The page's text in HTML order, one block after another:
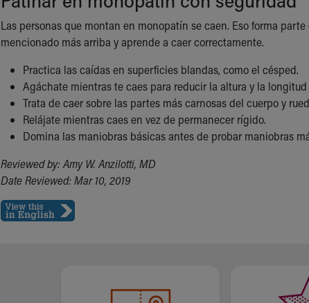
Las personas que montan en monopatín se caen. Eso forma
mencionado más arriba y aprende a caer correctamente.
Practica las caídas en superficies blandas, como el césped.
Agáchate mientras te caes para reducir la altura y la
Trata de caer sobre las partes más carnosas del cuerpo y
Relájate mientras caes en vez de permanecer rígido.
Domina las maniobras básicas antes de probar maniobras
Reviewed by: Amy W. Anzilotti, MD
Date Reviewed: Mar 10, 2019